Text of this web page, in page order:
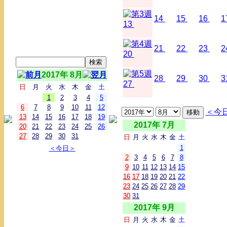
2017年 8月
日 月 火 水 木 金
土
1
2 3 4
5
6
7 8 9 10 11
12
13
14 15 16 17 18
19
20
21 22 23 24 25
26
27
28 29 30
31
＜今日＞
13
14 15 16
20
21 22 23
27
28 29 30
＜今
2017年 7月
日 月 火 水 木 金 土
1
2
3 4 5 6 7
8
9 10 11 12 13 14 15
16 17 18 19 20 21 22
23 24 25 26 27 28 29
30 31
2017年 9月
日 月 火 水 木 金 土